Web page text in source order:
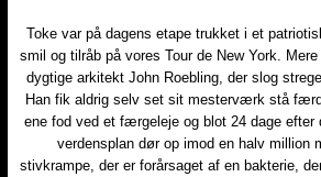
Toke var på dagens etape trukket i et
smil og tilråb på vores Tour de New York.
dygtige arkitekt John Roebling, der slog
Han fik aldrig selv set sit mesterværk stå
ene fod ved et færgeleje og blot 24 dage efter
verdensplan dør op imod en halv million
stivkrampe, der er forårsaget af en bakterie,